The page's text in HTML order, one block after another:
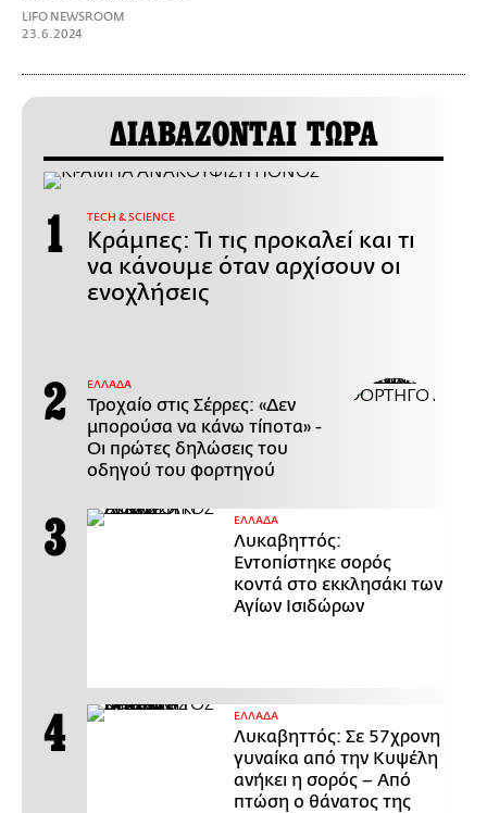
LIFO NEWSROOM
23.6.2024
ΔΙΑΒΑΖΟΝΤΑΙ ΤΩΡΑ
ΤECH & SCIENCE
Κράμπες: Τι τις προκαλεί και τι
να κάνουμε όταν αρχίσουν οι
ενοχλήσεις
ΕΛΛΑΔΑ
Τροχαίο στις Σέρρες: «Δεν
μπορούσα να κάνω τίποτα» -
Οι πρώτες δηλώσεις του
οδηγού του φορτηγού
ΕΛΛΑΔΑ
Λυκαβηττός:
Εντοπίστηκε σορός
κοντά στο εκκλησάκι των
Αγίων Ισιδώρων
ΕΛΛΑΔΑ
Λυκαβηττός: Σε 57χρονη
γυναίκα από την Κυψέλη
ανήκει η σορός – Από
πτώση ο θάνατος της